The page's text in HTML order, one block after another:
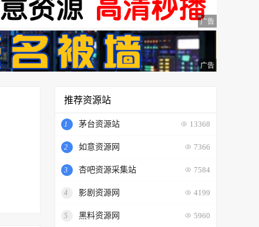
广告
广告
推荐资源站
1 茅台资源站 13368
2 如意资源网 7366
3 杏吧资源采集站 7584
4 影剧资源网 4199
5 黑料资源网 5960